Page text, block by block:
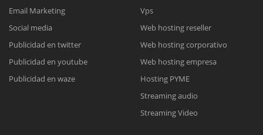
Reunión online
Nuestros ejecutivos le enviarán un correo electrónico con el enlace a
Meet para la reunión online.
Cotización
Todos nuestros ejecutivos están fuera de línea. Complete el formulario
Email Marketing
Social media
Publicidad en twitter
Publicidad en youtube
Publicidad en waze
Vps
Web hosting reseller
Web hosting corporativo
Web hosting empresa
Hosting PYME
Streaming audio
Streaming Video